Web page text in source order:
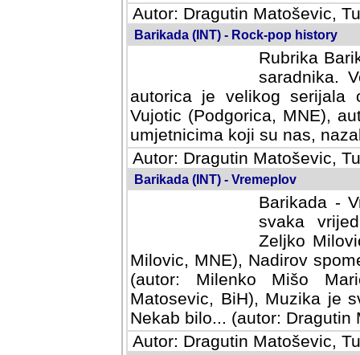
Autor: Dragutin Matoševic,
Barikada (INT) - Rock-pop history
Rubrika
saradnika.
autorica je velikog serijala
Vujotic (Podgorica, MNE),
umjetnicima koji su nas,
Autor: Dragutin Matoševic,
Barikada (INT) - Vremeplov
Barikada -
svaka
Milovic,
MNE), Nadirov spomenar
Milenko Mišo Maric, UK),
Muzika je svirala (autor:
(autor: Dragutin Matosevic,
Autor: Dragutin Matoševic,